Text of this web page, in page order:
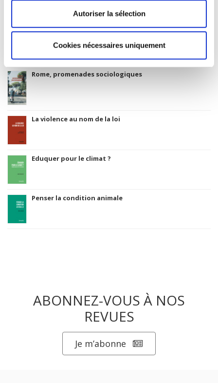
Autoriser la sélection
Cookies nécessaires uniquement
Salariés en justice
Rome, promenades sociologiques
La violence au nom de la loi
Eduquer pour le climat ?
Penser la condition animale
ABONNEZ-VOUS À NOS
REVUES
Je m’abonne